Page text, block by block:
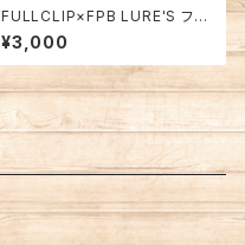
FULLCLIP×FPB LURE'S フロ
ーティングバーパッド レッド
¥3,000